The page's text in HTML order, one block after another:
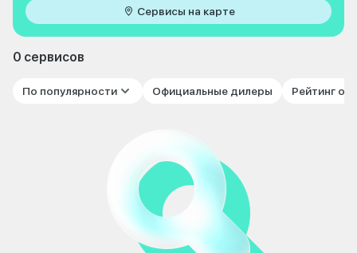
Сервисы на карте
0 сервисов
По популярности Официальные дилеры Рейтинг